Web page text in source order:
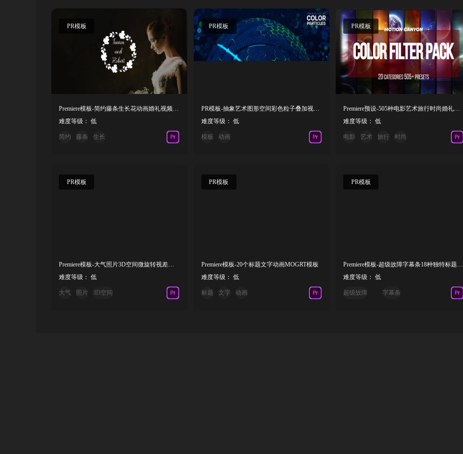
PR模板
Premiere模板-简约藤条生长花动画婚礼视频标题模板
难度等级： 低
简约 藤条 生长
PR模板
PR模板-抽象艺术图形空间彩色粒子叠加视觉特效
难度等级： 低
模板 动画
PR模板
Premiere预设-505种电影艺术旅行时尚婚礼复古粉嫩城市风景光效调色预设
难度等级： 低
电影 艺术 旅行 时尚
PR模板
Premiere模板-大气照片3D空间微旋转视差特效水彩效果幻灯片模板
难度等级： 低
大气 照片 3D空间
PR模板
Premiere模板-20个标题文字动画MOGRT模板
难度等级： 低
标题 文字 动画
PR模板
Premiere模板-超级故障字幕条18种独特标题文字动画模板
难度等级： 低
超级故障 字幕条